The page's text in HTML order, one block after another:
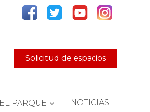
Solicitud de espacios
EL PARQUE NOTICIAS